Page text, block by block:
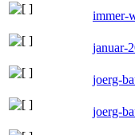
immer-
januar-
joerg-
joerg-